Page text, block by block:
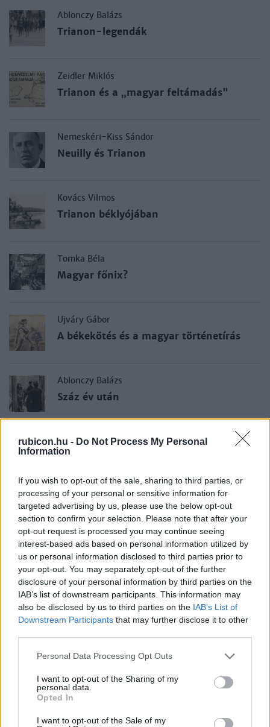
rubicon.hu - Do Not Process My Personal
Information
If you wish to opt-out of the sale, sharing to third parties, or
processing of your personal or sensitive information for
targeted advertising by us, please use the below opt-out
section to confirm your selection. Please note that after your
opt-out request is processed you may continue seeing
interest-based ads based on personal information utilized by
us or personal information disclosed to third parties prior to
your opt-out. You may separately opt-out of the further
disclosure of your personal information by third parties on the
IAB’s list of downstream participants. This information may
also be disclosed by us to third parties on the IAB’s List of
Downstream Participants that may further disclose it to other
Please note that this website/app uses one or more Google
not limited to your visit or usage behaviour. You may click to
grant or deny consent to Google and its third-party tags to
use your data for below specified purposes in below Google
consent section.
Personal Data Processing Opt Outs
I want to opt-out of the Sharing of my
personal data.
Opted In
I want to opt-out of the Sale of my
Ablonczy Balázs
Trianon-legendák
Zeidler Miklós
Trianon és a „magyar feltámadás"
Nemeskéri-Kiss Sándor
Neuilly és Trianon
Kovács Vilmos
Trianon béklyójában
Tomka Béla
Magyar főnix?
Ujváry Gábor
A békekötés és a magyar történetírás
Ablonczy Balázs
Száz év után
Kiss F. József
A független nemzeti létezés joga
Pelles Márton
Dreher és a versenytársak
Cieger András
Egy politikai kompromisszum mérlege
Dévényi Anna
Nem csak szürke eminenciás
Csillag Péter
A nagy sportpolitikai áttörés